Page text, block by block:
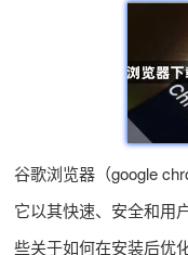
谷歌浏览器（google
它以其快速、安全和用
些关于如何在安装后优